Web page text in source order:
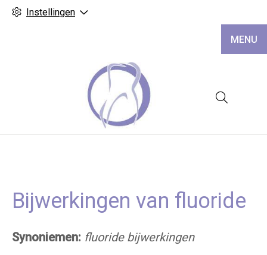
Instellingen
MENU
Bijwerkingen van fluoride
Synoniemen: fluoride bijwerkingen